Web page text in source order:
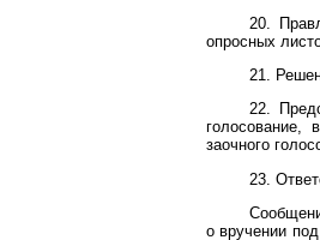
20.
опросных
21.
22.
голосование,
заочного
23.
о вручении